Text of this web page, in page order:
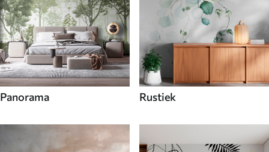
Panorama Rustiek